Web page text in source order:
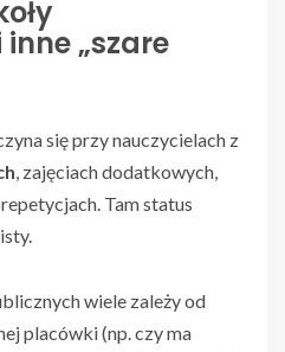
„szare
się przy nauczycielach z
, zajęciach dodatkowych,
Tam status
wiele zależy od
placówki (np. czy ma